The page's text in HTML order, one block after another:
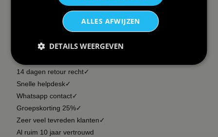
BBWEBWINKEL:
Lage verzendkosten✓
14 dagen retour recht✓
Snelle helpdesk✓
Whatsapp contact✓
Groepskorting 25%✓
Zeer veel tevreden klanten✓
Al ruim 10 jaar vertrouwd
ALLES AFWIJZEN
DETAILS WEERGEVEN